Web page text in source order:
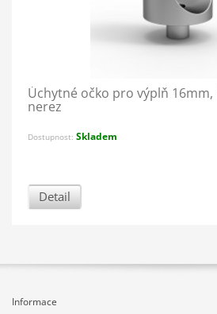
Úchytné očko pro výplň 16mm,
nerez
Dostupnost: Skladem
Detail
Informace